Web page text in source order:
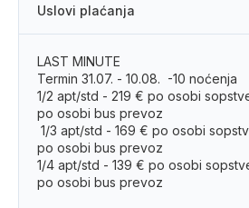
Koliko deca imaju godina
Budžet u eurima
Destinacija
Uslovi plaćanja
LAST MINUTE
Termin 31.07. - 10.08. -10 noćenja
1/2 apt/std - 219 € po osobi
po osobi bus prevoz
1/3 apt/std - 169 € po osobi
po osobi bus prevoz
1/4 apt/std - 139 € po osobi
po osobi bus prevoz